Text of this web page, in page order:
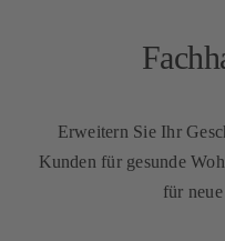
Erweitern Sie Ihr
Kunden für gesunde
für